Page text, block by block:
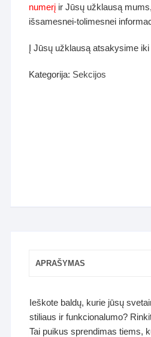
numerį ir Jūsų užklausą
išsamesnei-tolimesnei
Į Jūsų užklausą atsakysime
Kategorija: Sekcijos
APRAŠYMAS
Ieškote baldų, kurie jūsų
stiliaus ir funkcionalumo?
Tai puikus sprendimas tiems,